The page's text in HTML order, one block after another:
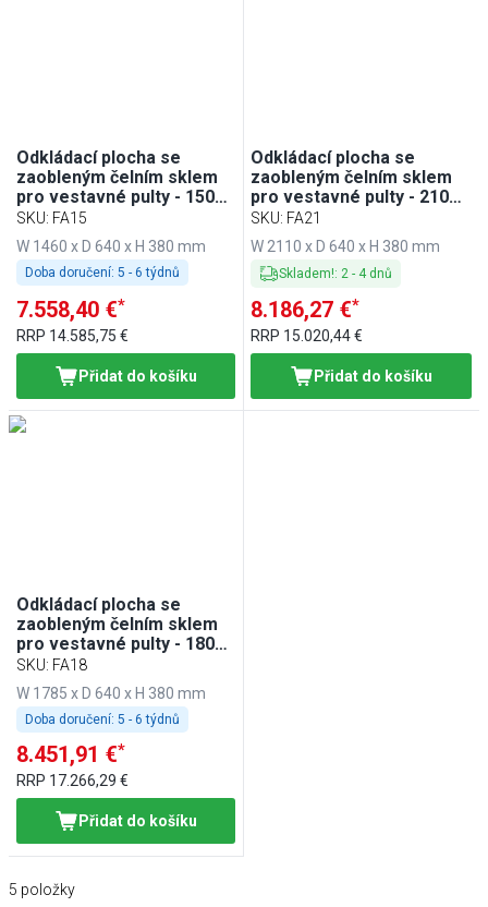
Odkládací plocha se
zaobleným čelním sklem
pro vestavné pulty - 1500
mm - pro BA156, WA156,
KA156, PA156 a EA156
SKU: FA15
W 1460 x D 640 x H 380 mm
Doba doručení: 5 - 6 týdnů
7.558,40 €*
RRP 14.585,75 €
Přidat do košíku
Odkládací plocha se
zaobleným čelním sklem
pro vestavné pulty - 2100
mm - pro BA216, WA216,
KA216, PA216 a EA216
SKU: FA21
W 2110 x D 640 x H 380 mm
Skladem!: 2 - 4 dnů
8.186,27 €*
RRP 15.020,44 €
Přidat do košíku
Odkládací plocha se
zaobleným čelním sklem
pro vestavné pulty - 1800
mm - pro BA186, WA186,
KA186, PA186 a EA186
SKU: FA18
W 1785 x D 640 x H 380 mm
Doba doručení: 5 - 6 týdnů
8.451,91 €*
RRP 17.266,29 €
Přidat do košíku
5 položky